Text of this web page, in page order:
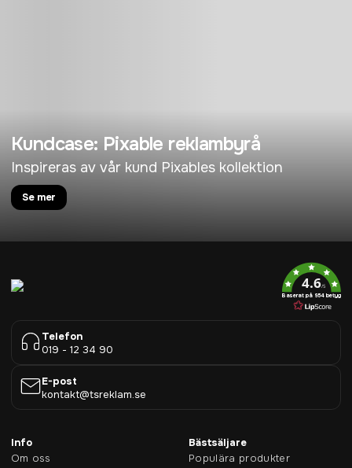
Kundcase: Pixable reklambyrå
Inspireras av vår kund Pixables kollektion
Se mer
4.6/5
Baserat på 954 betyg
Telefon
019 - 12 34 90
E-post
kontakt@tsreklam.se
Info
Om oss
Bästsäljare
Populära produkter